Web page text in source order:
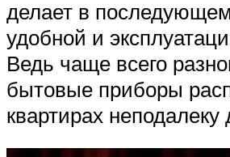
делает в
удобной и
Ведь чаще всего
бытовые приборы
квартирах неподалеку